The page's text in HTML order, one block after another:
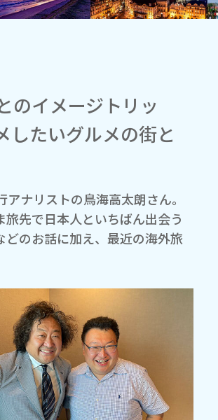
のイメージトリッ
したいグルメの街と
ナリストの鳥海高太朗さん。
先で日本人といちばん出会う
のお話に加え、最近の海外旅